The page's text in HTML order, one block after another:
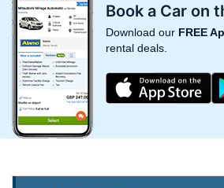
Book a Car on
Download our FREE
rental deals.